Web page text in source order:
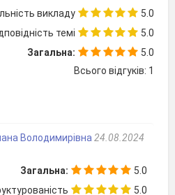
Взаємозв’язок
фізичної,
соціальної і
складових
Чинники, що
впливають на
показники
викладу
5.0
темі
5.0
Загальна:
5.0
Всього відгуків: 1
Володимирівна 24.08.2024
Загальна:
5.0
5.0